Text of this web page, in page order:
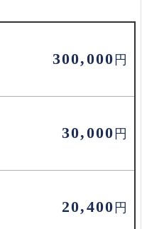
セットです
300,000円
30,000円
20,400円